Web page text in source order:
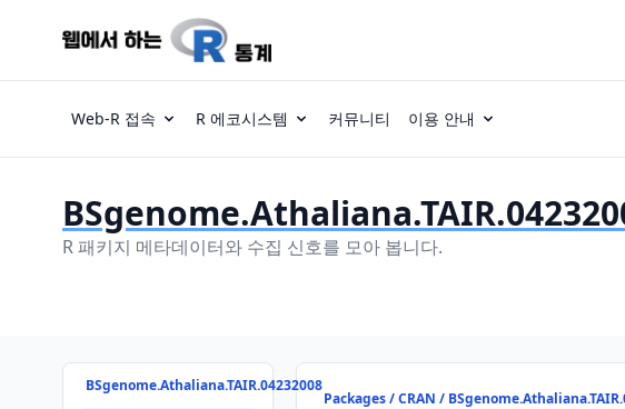
Web-R 접속 R 에코시스템 커뮤니티 이용 안내
R 패키지 메타데이터와 수집 신호를 모아 봅니다.
BSgenome.Athaliana.TAIR.04232008
Packages / CRAN /